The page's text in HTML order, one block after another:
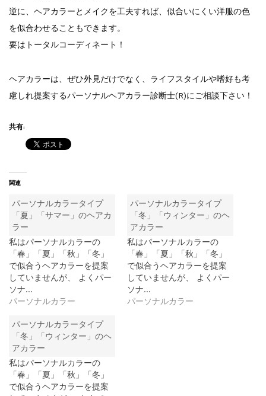
逆に、ヘアカラーとメイクを工夫すれば、似合いにくい洋服の色
を似合わせることもできます。
要はトータルコーディネート！
ヘアカラーは、ぜひ外見だけでなく、ライフスタイルや嗜好も考
慮しれ提案するパーソナルヘアカラー診断士(R)にご相談下さい！
共有:
関連
パーソナルカラータイプ
「夏」「サマー」のヘアカ
ラー
私はパーソナルカラーの
「春」「夏」「秋」「冬」
で似合うヘアカラーを提案
していませんが、 よくパー
ソナ…
パーソナルカラー
パーソナルカラータイプ
「冬」「ウィンター」のヘ
アカラー
私はパーソナルカラーの
「春」「夏」「秋」「冬」
で似合うヘアカラーを提案
していませんが、 よくパー
ソナ…
パーソナルカラー
パーソナルカラータイプ
「冬」「ウィンター」のヘ
アカラー
私はパーソナルカラーの
「春」「夏」「秋」「冬」
で似合うヘアカラーを提案